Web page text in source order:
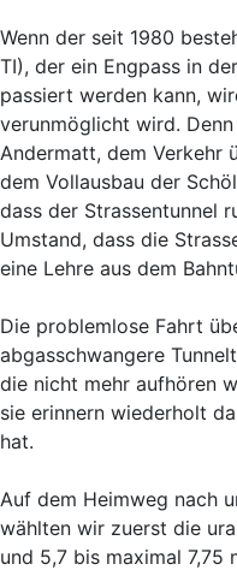
Wenn der seit 1980
TI), der ein Engpass in
passiert werden kann,
verunmöglicht wird.
Andermatt, dem Verkehr
dem Vollausbau der
dass der Strassentunnel
Umstand, dass die
eine Lehre aus dem
Die problemlose Fahrt
abgasschwangere
die nicht mehr aufhören
sie erinnern wiederholt
hat.
Auf dem Heimweg nach
wählten wir zuerst die
und 5,7 bis maximal